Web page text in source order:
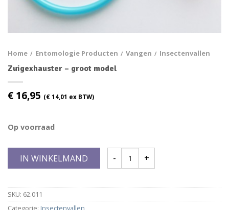
Home / Entomologie Producten / Vangen / Insectenvallen
Zuigexhauster – groot model
€ 16,95 (€ 14,01 ex BTW)
Op voorraad
IN WINKELMAND
SKU: 62.011
Categorie: Insectenvallen